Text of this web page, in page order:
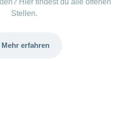
Stellen.
Mehr erfahren